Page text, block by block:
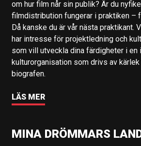
om hur film når sin publik? Är du
filmdistribution fungerar i praktiken –
Då kanske du är vår nästa praktikant.
har intresse för projektledning och
som vill utveckla dina färdigheter i en
kulturorganisation som drivs av
biografen.
LÄS MER
MINA DRÖMMARS